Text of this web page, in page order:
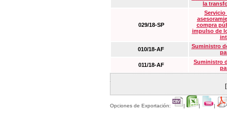
la
029/18-SP
Servicio
compra
impulso de
010/18-AF
Suministro
011/18-AF
Suministro
Opciones de Exportación: | | |